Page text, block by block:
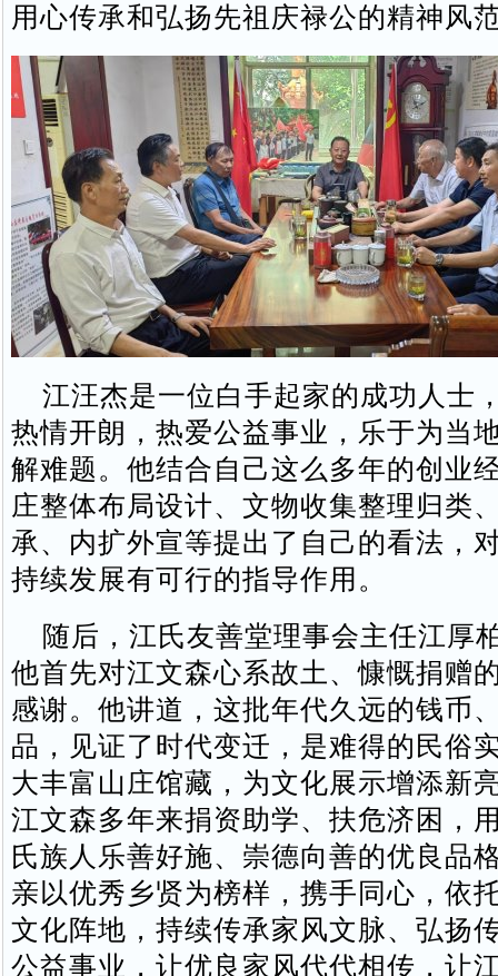
用心传承和弘扬先祖庆禄公的精神风
江汪杰是一位白手起家的成功人士
热情开朗，热爱公益事业，乐于为当
解难题。他结合自己这么多年的创业
庄整体布局设计、文物收集整理归类
承、内扩外宣等提出了自己的看法，
持续发展有可行的指导作用。
随后，江氏友善堂理事会主任江厚
他首先对江文森心系故土、慷慨捐赠
感谢。他讲道，这批年代久远的钱币
品，见证了时代变迁，是难得的民俗
大丰富山庄馆藏，为文化展示增添新
江文森多年来捐资助学、扶危济困，
氏族人乐善好施、崇德向善的优良品
亲以优秀乡贤为榜样，携手同心，依
文化阵地，持续传承家风文脉、弘扬
公益事业，让优良家风代代相传，让